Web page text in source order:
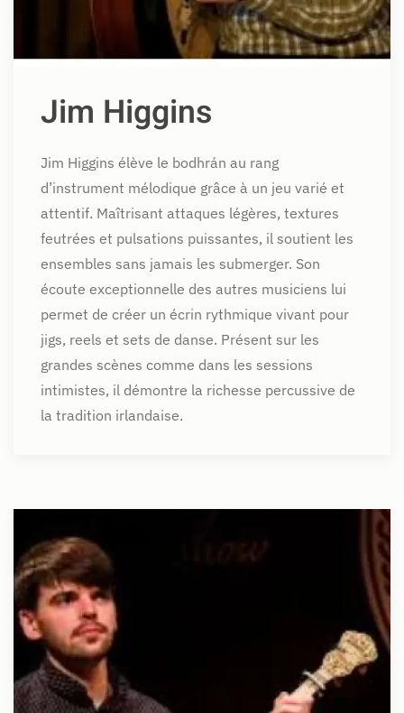
Jim Higgins
Jim Higgins élève le bodhrán au rang
d’instrument mélodique grâce à un jeu varié et
attentif. Maîtrisant attaques légères, textures
feutrées et pulsations puissantes, il soutient les
ensembles sans jamais les submerger. Son
écoute exceptionnelle des autres musiciens lui
permet de créer un écrin rythmique vivant pour
jigs, reels et sets de danse. Présent sur les
grandes scènes comme dans les sessions
intimistes, il démontre la richesse percussive de
la tradition irlandaise.